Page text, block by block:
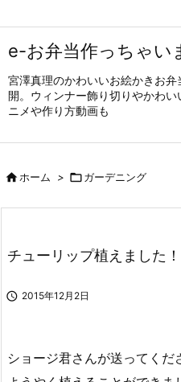
e-お弁当作っちゃい
宮澤真理のかわいいお絵かきお
開。ウィンナー飾り切りやかわ
ニメや作り方動画も
ホーム > ガーデニング
チューリップ植えました！
 2015年12月2日
ショージ君さんが送ってく